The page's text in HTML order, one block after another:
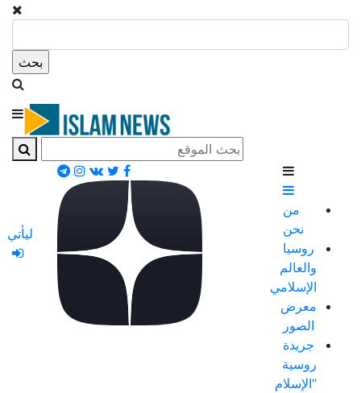
من
نحن
روسيا
والعالم
الإسلامي
معرض
الصور
جريدة
روسية
“الإسلام
ليأتي